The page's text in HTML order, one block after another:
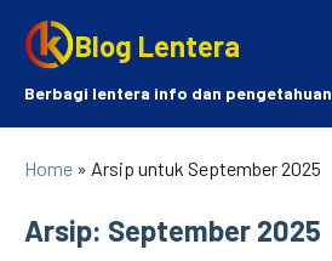
content
Blog Lentera
Berbagi lentera info dan pengetahuan
Home » Arsip untuk September 2025
Arsip: September 2025